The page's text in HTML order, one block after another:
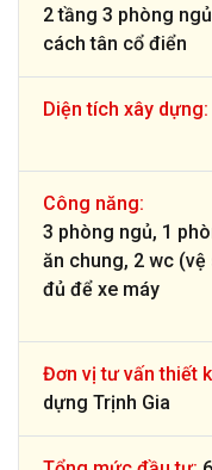
2 tầng 3 phòng
cách tân cổ điển
Diện tích xây dựng:
Công năng:
3 phòng ngủ, 1
ăn chung, 2 wc
đủ để xe máy
Đơn vị tư vấn thiết
dựng Trịnh Gia